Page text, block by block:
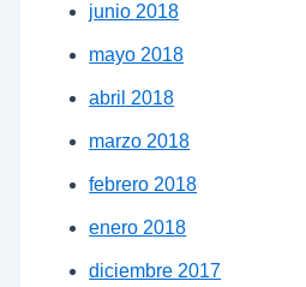
junio 2018
mayo 2018
abril 2018
marzo 2018
febrero 2018
enero 2018
diciembre 2017